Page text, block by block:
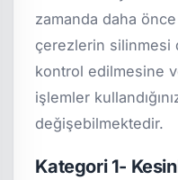
zamanda daha önce
çerezlerin silinmesi
kontrol edilmesine
işlemler
değişebilmektedir.
Kategori 1-